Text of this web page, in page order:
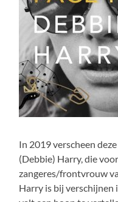
In 2019 verscheen
(Debbie) Harry, die
zangeres/frontvrouw
Harry is bij verschijnen